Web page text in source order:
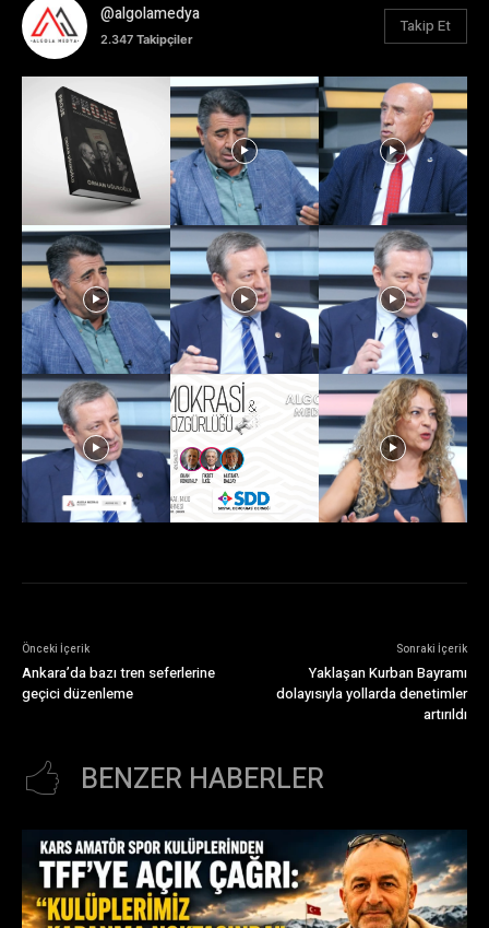
@algolamedya
2.347 Takipçiler
Takip Et
Önceki İçerik
Ankara’da bazı tren seferlerine
geçici düzenleme
Sonraki İçerik
Yaklaşan Kurban Bayramı
dolayısıyla yollarda denetimler
artırıldı
BENZER HABERLER